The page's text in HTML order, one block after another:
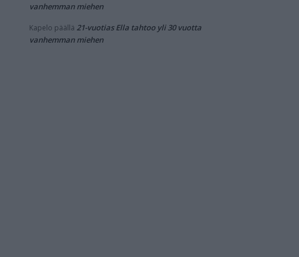
vanhemman miehen
Kapelo päällä 21-vuotias Ella tahtoo yli 30 vuotta
vanhemman miehen